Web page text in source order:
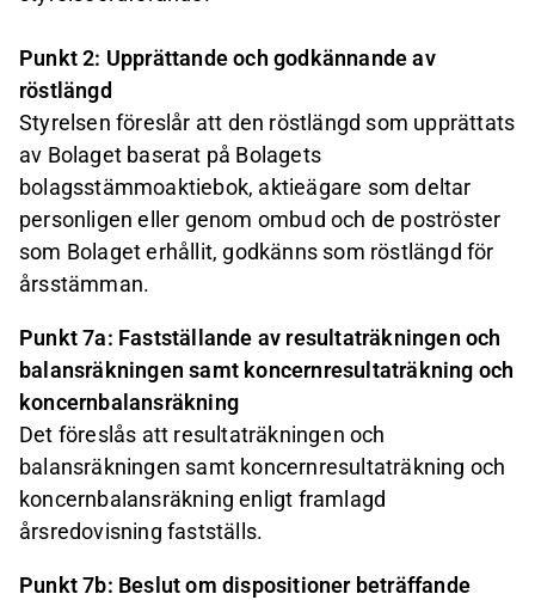
Punkt 2: Upprättande och godkännande av
röstlängd
Styrelsen föreslår att den röstlängd som upprättats
av Bolaget baserat på Bolagets
bolagsstämmoaktiebok, aktieägare som deltar
personligen eller genom ombud och de poströster
som Bolaget erhållit, godkänns som röstlängd för
årsstämman.
Punkt 7a: Fastställande av resultaträkningen och
balansräkningen samt koncernresultaträkning och
koncernbalansräkning
Det föreslås att resultaträkningen och
balansräkningen samt koncernresultaträkning och
koncernbalansräkning enligt framlagd
årsredovisning fastställs.
Punkt 7b: Beslut om dispositioner beträffande